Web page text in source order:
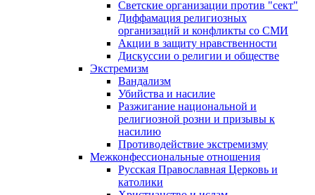
Светские организации против "сект"
Диффамация религиозных
организаций и конфликты со СМИ
Акции в защиту нравственности
Дискуссии о религии и обществе
Экстремизм
Вандализм
Убийства и насилие
Разжигание национальной и
религиозной розни и призывы к
насилию
Противодействие экстремизму
Межконфессиональные отношения
Русская Православная Церковь и
католики